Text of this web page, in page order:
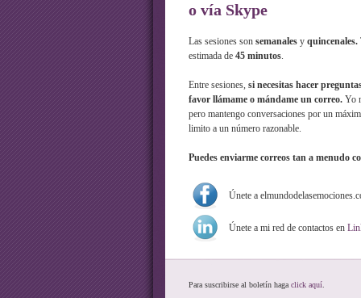
o vía Skype
Las sesiones son semanalesy quincenales.
estimada de 45 minutos.
Entre sesiones, si necesitas hacer
favor llámame o mándame un correo.Yo
pero mantengo conversaciones por un
limito a un número razonable.
Puedes enviarme correos tan a menudo
Únete a
Únete a mi red de contactos en
Para suscribirse al boletín haga click aquí.